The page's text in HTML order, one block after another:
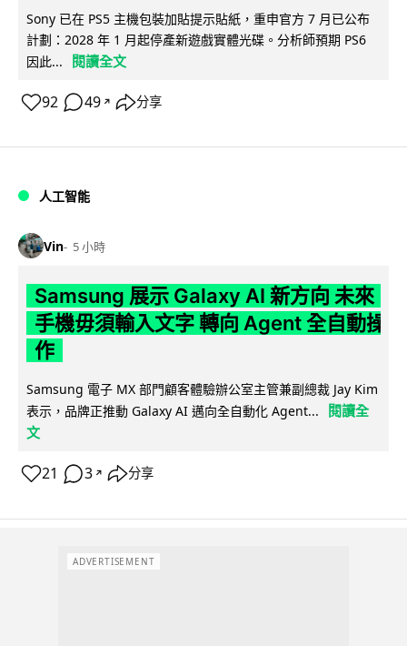
Sony 已在 PS5 主機包裝加貼提示貼紙，重申官方 7 月已公布
計劃：2028 年 1 月起停產新遊戲實體光碟。分析師預期 PS6
因此...
閱讀全文
92 49 ↗ 分享
人工智能
Vin 5 小時
Samsung 展示 Galaxy AI 新方向 未來
手機毋須輸入文字 轉向 Agent 全自動操
作
Samsung 電子 MX 部門顧客體驗辦公室主管兼副總裁 Jay Kim
表示，品牌正推動 Galaxy AI 邁向全自動化 Agent...
閱讀全
文
21 3 ↗ 分享
ADVERTISEMENT